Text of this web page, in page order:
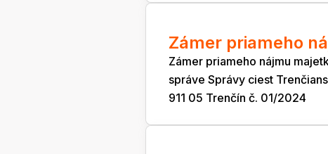
Zámer priameho
Zámer priameho nájmu
správe Správy ciest
911 05 Trenčín č. 01/2024